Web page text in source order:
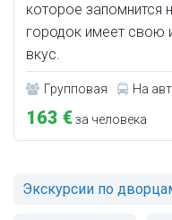
которое
городок имеет свою
вкус.
Групповая На
163 €за человека
Экскурсии по